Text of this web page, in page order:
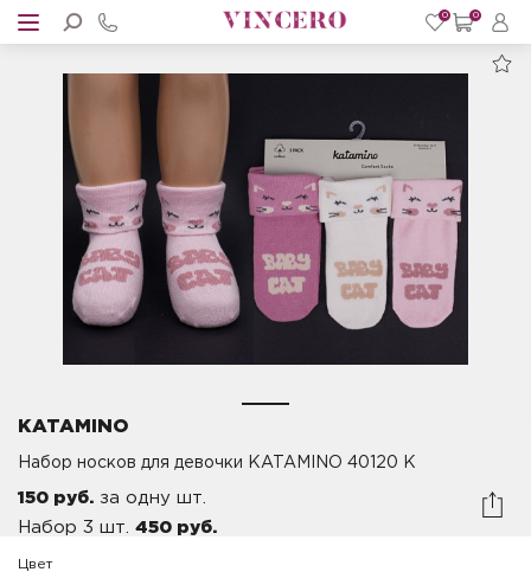
0 0
KATAMINO
Набор носков для девочки KATAMINO 40120 K
150 руб. за одну шт.
Набор 3 шт. 450 руб.
Цвет